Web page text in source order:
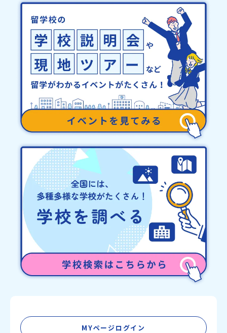
連絡無しでの不参加またはプログラム開始後の解除：100％・催行中
止について天候などの状況等によって開催を見合わせる可能性があ
ります。その場合は原則、開催日1週間前までにご連絡いたします。
又、最少催行人数に達しなかった場合は、開催日3週間前までに催行
中止の旨をメールにてご連絡いたします。・よくあるご質問その
他、よくあるご質問についてはこちらをご確認ください。運営団体
について＜プログラム主催：一般財団法人地域・教育魅力化プラッ
トフォーム＞「意志ある若者にあふれる持続可能な地域・社会をつ
くる」というビジョンを掲げ、2017年3月に島根県に設立した教育
事業団体です。日本全国約200の高校と連携しながら、中学卒業後に
地域の枠を越えて生徒一人ひとりの夢や価値観に合った地域・学校
で1〜3年間過ごすことができるシステム「地域みらい留学」をはじ
めとした、教育事業や地域活性モデルをつくり続けています。名
称：一般財団法人地域・教育魅力化プラットフォーム設 立：2017
年3月代表者：岩本 悠所在地：〒690-0842 島根県松江市東本町二
丁目25-6 みらいBASE2階 その他所在地公式HP：http://c-
platform.or.jp/お問い合わせ先担当：小川・小原E-mail：
info@miratabi.jp「おためし地域留学体験」のプログラム開催情報
を公式LINEにて配信中！ぜひご登録ください♪地域みらい留学公式
LINE
MYページログイン